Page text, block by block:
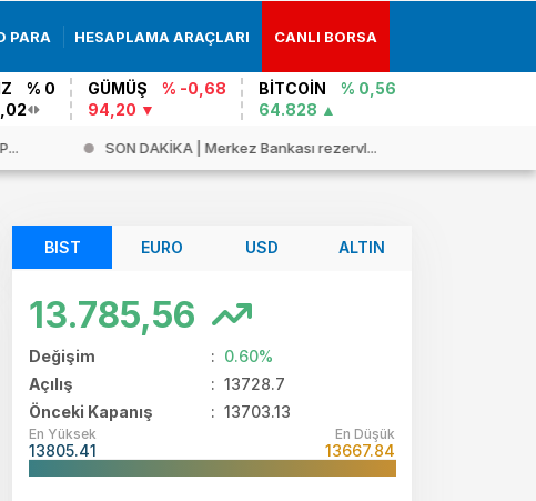
PARA HESAPLAMA ARAÇLARI CANLI BORSA
% 0
GÜMÜŞ
% -0,68
94,20
BİTCOİN
% 0,56
64.828
SON DAKİKA | Merkez Bankası rezervl...
BIST EURO USD ALTIN
13.785,56
Değişim : 0.60%
Açılış
: 13728.7
Önceki Kapanış
: 13703.13
En Yüksek
13805.41
En Düşük
13667.84